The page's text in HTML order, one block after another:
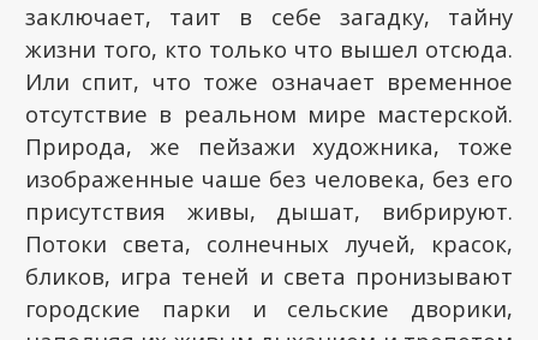
заключает, таит в себе загадку, тайну
жизни того, кто только что вышел отсюда.
Или спит, что тоже означает временное
отсутствие в реальном мире мастерской.
Природа, же пейзажи художника, тоже
изображенные чаше без человека, без его
присутствия живы, дышат, вибрируют.
Потоки света, солнечных лучей, красок,
бликов, игра теней и света пронизывают
городские парки и сельские дворики,